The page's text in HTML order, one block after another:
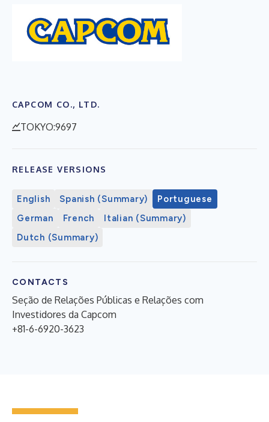
CAPCOM CO., LTD.
TOKYO:9697
RELEASE VERSIONS
English Spanish (Summary)
Portuguese
German
French
Italian (Summary)
Dutch (Summary)
CONTACTS
Seção de Relações Públicas e Relações com
Investidores da Capcom
+81-6-6920-3623